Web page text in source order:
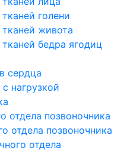
голени
живота
бедра ягодиц
сердца
нагрузкой
отдела позвоночника
отдела позвоночника
отдела